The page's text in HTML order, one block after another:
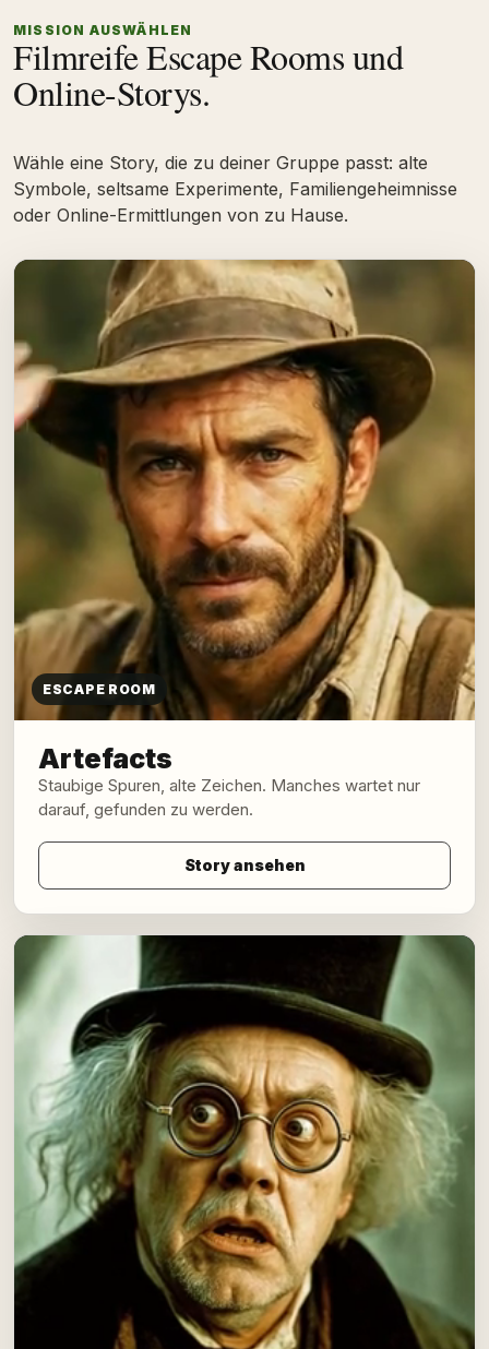
MISSION AUSWÄHLEN
Filmreife Escape Rooms und
Online-Storys.
Wähle eine Story, die zu deiner Gruppe passt: alte
Symbole, seltsame Experimente, Familiengeheimnisse
oder Online-Ermittlungen von zu Hause.
ESCAPE ROOM
Artefacts
Staubige Spuren, alte Zeichen. Manches wartet nur
darauf, gefunden zu werden.
Story ansehen